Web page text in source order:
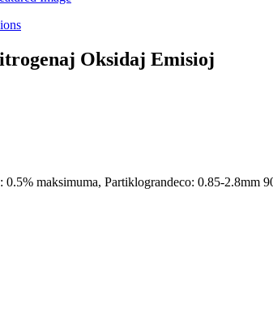
Oksidaj Emisioj
maksimuma, Partiklograndeco: 0.85-2.8mm